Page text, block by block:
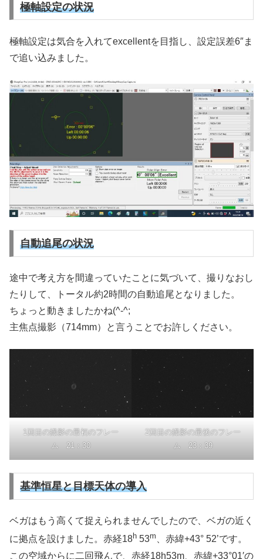
極軸設定の状況
極軸設定は気合を入れてexcellentを目指し、設定誤差6″ま
で追い込みました。
自動追尾の状況
途中で考え方を間違っていたことに気づいて、撮りなおし
たりして、トータル約2時間の自動追尾となりました。
ちょっと動きましたかね(^-^;
主焦点撮影（714mm）と言うことでお許しください。
1回目の撮影の最初のフレー
ム 21：30
2回目の撮影の最後のフレー
ム 23：39
基準恒星と目標天体の導入
ベガはもう高くて捉えられませんでしたので、ベガの近く
に拠点を設けました。赤経18h 53m 、赤緯+43° 52’です。
この空域からに二回飛んで、赤経18h53m、赤緯+33°01′の